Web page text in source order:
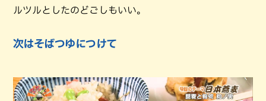
ルツルとしたのどごしもいい。
次はそばつゆにつけて